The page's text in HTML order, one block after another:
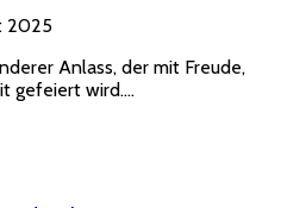
2025
Anlass, der mit Freude,
gefeiert wird.…